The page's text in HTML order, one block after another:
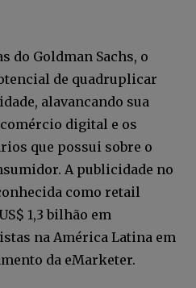
do Goldman Sachs, o
de quadruplicar
alavancando sua
digital e os
que possui sobre o
A publicidade no
como retail
1,3 bilhão em
na América Latina em
da eMarketer.